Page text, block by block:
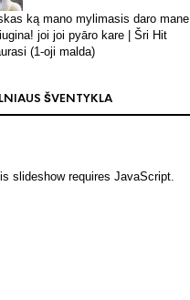
ką mano mylimasis daro mane
joi joi pyāro kare | Šri Hit
(1-oji malda)
ŠVENTYKLA
slideshow requires JavaScript.